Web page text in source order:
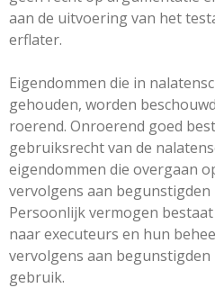
aan de uitvoering van het
erflater.
Eigendommen die in
gehouden, worden
roerend. Onroerend goed
gebruiksrecht van de
eigendommen die overgaan
vervolgens aan
Persoonlijk vermogen
naar executeurs en hun
vervolgens aan
gebruik.